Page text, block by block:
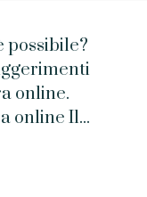
possibile?
online.
online Il...